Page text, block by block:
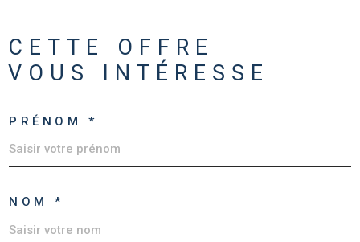
CETTE OFFRE
VOUS INTÉRESSE
PRÉNOM *
NOM *